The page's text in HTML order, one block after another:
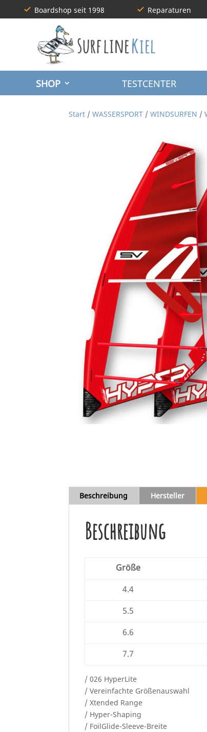
Boardshop seit 1998 Reparaturen
SHOP TESTCENTER
Start /WASSERSPORT /WINDSURFEN /
Beschreibung Hersteller
Beschreibung
Größe
4.4
5.5
6.6
7.7
/ 026 HyperLite
/ Vereinfachte Größenauswahl
/ Xtended Range
/ Hyper-Shaping
/ FoilGlide-Sleeve-Breite